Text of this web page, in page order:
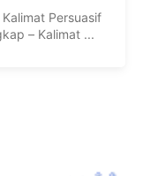
Persuasif
– Kalimat ...